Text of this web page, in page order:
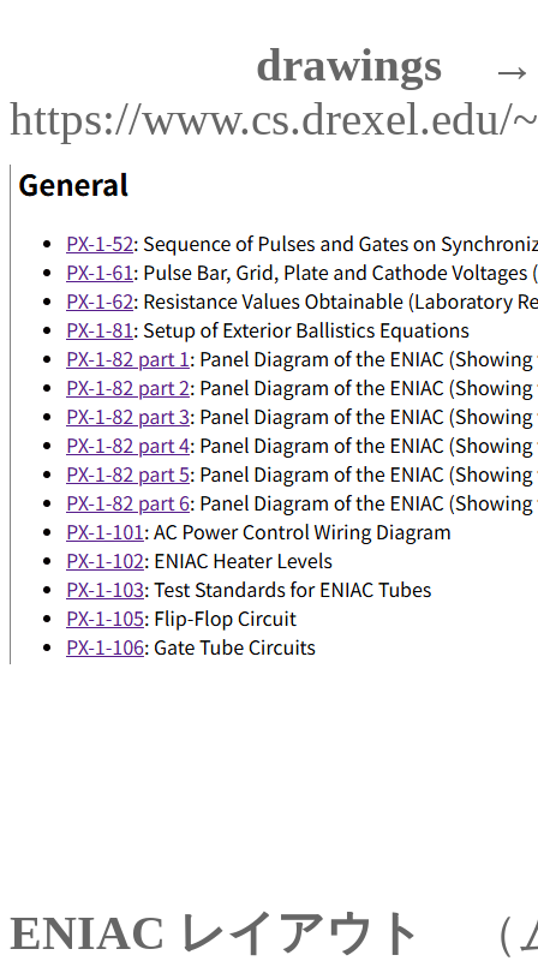
drawings
https://www.cs.drexel.edu/
ENIAC レイアウト （